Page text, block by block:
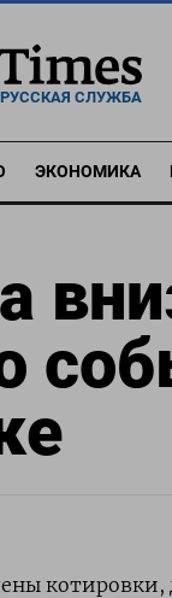
РУССКАЯ СЛУЖБА
ЭКОНОМИКА
котировки,